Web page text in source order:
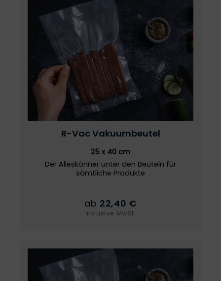
R-Vac Vakuumbeutel
25 x 40 cm
Der Alleskönner unter den Beuteln für
sämtliche Produkte
ab 22,40 €
inklusive MwSt.